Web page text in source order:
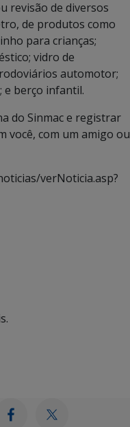
revisão de diversos
de produtos como
para crianças;
vidro de
automotor;
e berço infantil.
do Sinmac e registrar
você, com um amigo ou
verNoticia.asp?